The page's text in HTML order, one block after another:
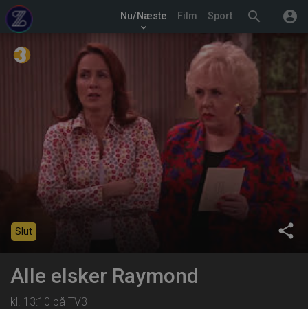
search account_circle
Nu/Næste
keyboard_arrow_down
Film Sport
share
Slut
Alle elsker Raymond
kl. 13:10 på TV3